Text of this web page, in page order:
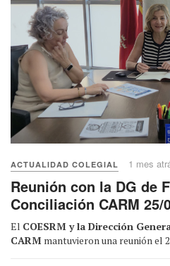
ACTUALIDAD COLEGIAL 1 mes
Reunión con la DG de
Conciliación CARM 25/
El COESRM y la Dirección
CARM mantuvieron una reunión el